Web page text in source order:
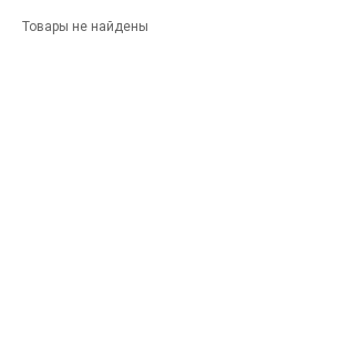
Товары не найдены